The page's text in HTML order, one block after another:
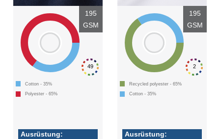
49
195
GSM
Cotton - 35%
Polyester - 65%
Ausrüstung:
2
195
GSM
Recycled polyester - 65%
Cotton - 35%
Ausrüstung: